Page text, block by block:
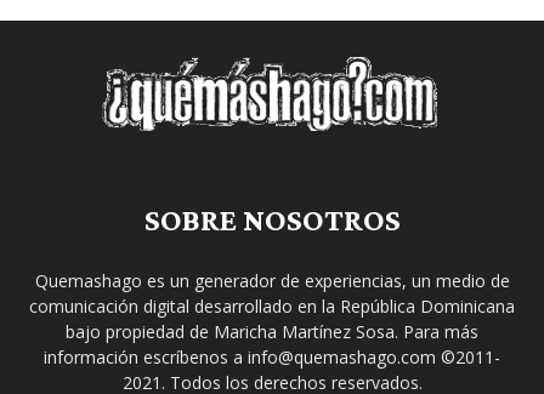
SOBRE NOSOTROS
Quemashago es un generador de experiencias, un medio de
comunicación digital desarrollado en la República Dominicana
bajo propiedad de Maricha Martínez Sosa. Para más
información escríbenos a info@quemashago.com ©2011-
2021. Todos los derechos reservados.